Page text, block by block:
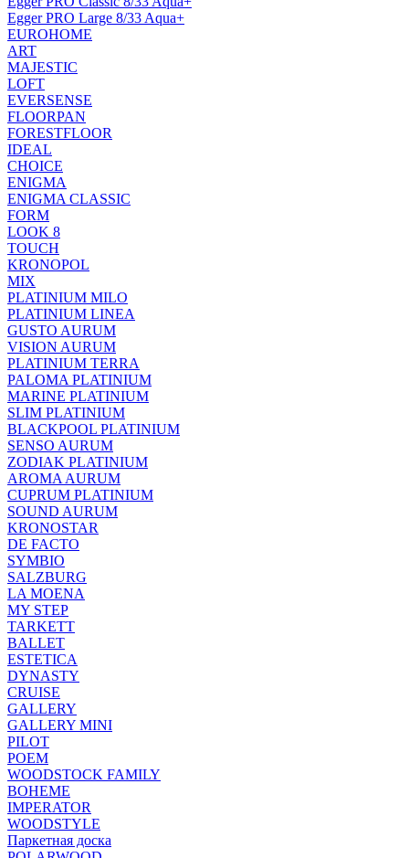
Egger PRO Large 8/33 Aqua+
EUROHOME
ART
MAJESTIC
LOFT
EVERSENSE
FLOORPAN
FORESTFLOOR
IDEAL
CHOICE
ENIGMA
ENIGMA CLASSIC
FORM
LOOK 8
TOUCH
KRONOPOL
MIX
PLATINIUM MILO
PLATINIUM LINEA
GUSTO AURUM
VISION AURUM
PLATINIUM TERRA
PALOMA PLATINIUM
MARINE PLATINIUM
SLIM PLATINIUM
BLACKPOOL PLATINIUM
SENSO AURUM
ZODIAK PLATINIUM
AROMA AURUM
CUPRUM PLATINIUM
SOUND AURUM
KRONOSTAR
DE FACTO
SYMBIO
SALZBURG
LA MOENA
MY STEP
TARKETT
BALLET
ESTETICA
DYNASTY
CRUISE
GALLERY
GALLERY MINI
PILOT
POEM
WOODSTOCK FAMILY
BOHEME
IMPERATOR
WOODSTYLE
Паркетная доска